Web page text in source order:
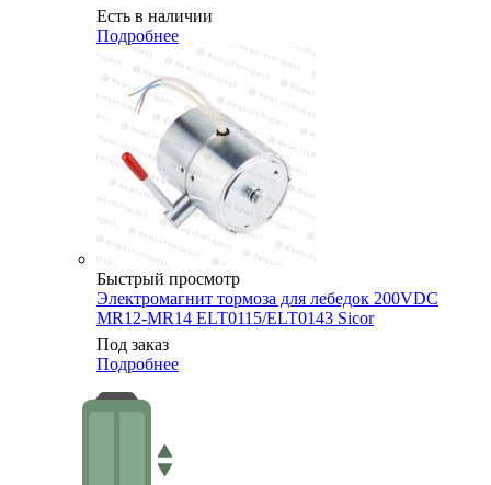
Есть в наличии
Подробнее
Быстрый просмотр
Электромагнит тормоза для лебедок 200VDC
MR12-MR14 ELT0115/ELT0143 Sicor
Под заказ
Подробнее